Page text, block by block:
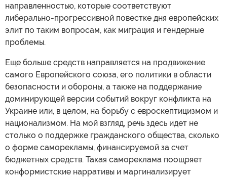
направленностью, которые соответствуют
либерально-прогрессивной повестке дня европейских
элит по таким вопросам, как миграция и гендерные
проблемы.
Еще больше средств направляется на продвижение
самого Европейского союза, его политики в области
безопасности и обороны, а также на поддержание
доминирующей версии событий вокруг конфликта на
Украине или, в целом, на борьбу с евроскептицизмом и
национализмом. На мой взгляд, речь здесь идет не
столько о поддержке гражданского общества, сколько
о форме саморекламы, финансируемой за счет
бюджетных средств. Такая самореклама поощряет
конформистские нарративы и маргинализирует